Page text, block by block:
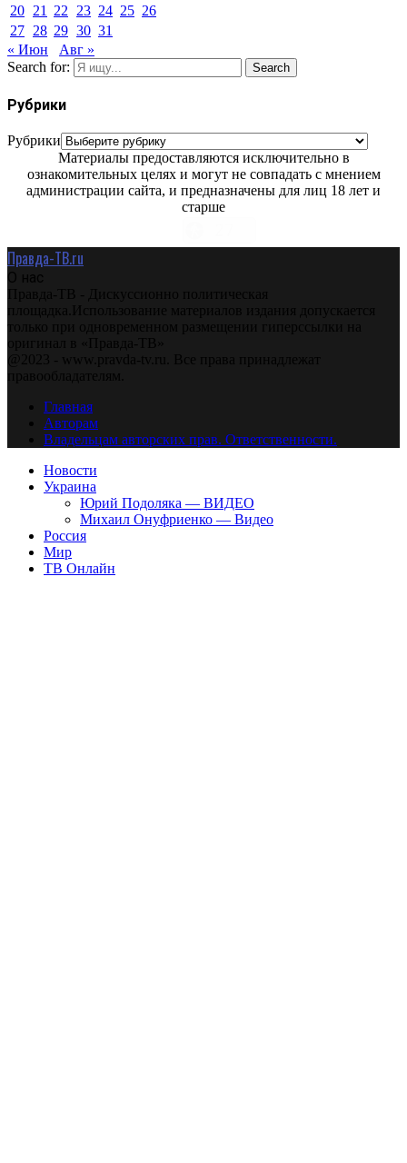
20 21 22 23 24 25 26
27 28 29 30 31
« Июн
Авг »
Search for:
Search
Рубрики
Рубрики
Материалы предоставляются исключительно в
ознакомительных целях и могут не совпадать с мнением
администрации сайта, и предназначены для лиц 18 лет и
старше
Правда-ТВ.ru
О нас
Правда-ТВ - Дискуссионно политическая
площадка.Использование материалов издания допускается
только при одновременном размещении гиперссылки на
оригинал в «Правда-ТВ»
@2023 - www.pravda-tv.ru. Все права принадлежат
правообладателям.
Главная
Авторам
Владельцам авторских прав. Ответственности.
Новости
Украина
Юрий Подоляка — ВИДЕО
Михаил Онуфриенко — Видео
Россия
Мир
ТВ Онлайн